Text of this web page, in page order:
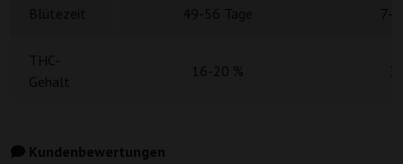
THC-
Gehalt
16-20 %
Kundenbewertungen